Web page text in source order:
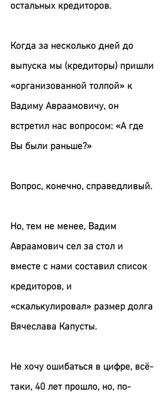
остальных кредиторов.
Когда за несколько дней до
выпуска мы (кредиторы) пришли
«организованной толпой» к
Вадиму Авраамовичу, он
встретил нас вопросом: «А где
Вы были раньше?»
Вопрос, конечно, справедливый.
Но, тем не менее, Вадим
Авраамович сел за стол и
вместе с нами составил список
кредиторов, и
«скалькулировал» размер долга
Вячеслава Капусты.
Не хочу ошибаться в цифре, всё-
таки, 40 лет прошло, но, по-